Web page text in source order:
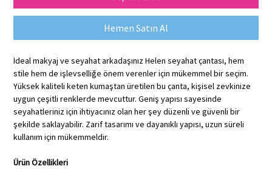
Hemen Satın Al
İdeal makyaj ve seyahat arkadaşınız Helen seyahat çantası, hem
stile hem de işlevselliğe önem verenler için mükemmel bir seçim.
Yüksek kaliteli keten kumaştan üretilen bu çanta, kişisel zevkinize
uygun çeşitli renklerde mevcuttur. Geniş yapısı sayesinde
seyahatleriniz için ihtiyacınız olan her şey düzenli ve güvenli bir
şekilde saklayabilir. Zarif tasarımı ve dayanıklı yapısı, uzun süreli
kullanım için mükemmeldir.
Ürün Özellikleri